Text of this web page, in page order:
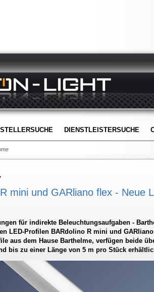
DIENSTLEISTERSUCHE
mini und GARliano flex - Neue
für indirekte Beleuchtungsaufgaben -
LED-Profilen BARdolino R mini und
aus dem Hause Barthelme, verfügen beide
bis zu einer Länge von 5 m pro Stück